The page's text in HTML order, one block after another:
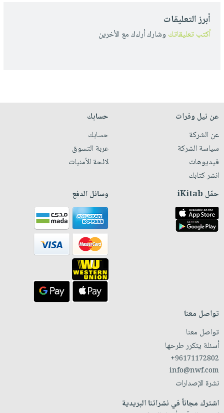
أبرز التعليقات
أكتب تعليقاتك وشارك أراءك مع الأخرين
عن نيل وفرات
عن الشركة
سياسة الشركة
فيديوهات
انشر كتابك
حسابك
حسابك
عربة التسوق
لائحة الأمنيات
حمّل iKitab وسائل الدفع
تواصل معنا
تواصل معنا
أسئلة يتكرر طرحها
+96171172802
info@nwf.com
نشرة الإصدارات
اشترك مجاناً في نشراتنا البريدية